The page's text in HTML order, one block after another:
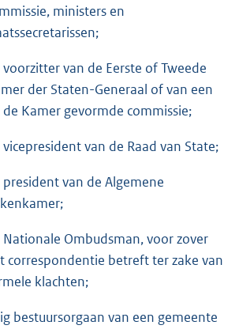
ministers en
voorzitter van de Eerste of Tweede
der Staten-Generaal of van een
de Kamer gevormde commissie;
vicepresident van de Raad van State;
president van de Algemene
Nationale Ombudsman, voor zover
correspondentie betreft ter zake van
klachten;
bestuursorgaan van een gemeente